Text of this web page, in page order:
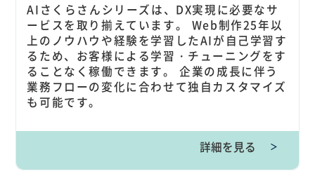
AIさくらさんシリーズは、DX実現に必要なサ
ービスを取り揃えています。 Web制作25年以
上のノウハウや経験を学習したAIが自己学習す
るため、お客様による学習・チューニングをす
ることなく稼働できます。 企業の成長に伴う
業務フローの変化に合わせて独自カスタマイズ
も可能です。
詳細を見る ＞